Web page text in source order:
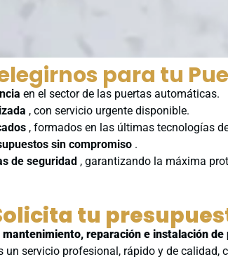
elegirnos para tu
en el sector de las puertas automáticas.
, con servicio urgente disponible.
, formados en las últimas tecnologías
sin compromiso .
de seguridad , garantizando la máxima
tu
mantenimiento, reparación e instalación
un servicio profesional, rápido y de calidad,